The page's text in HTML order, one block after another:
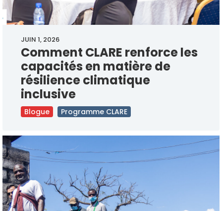
JUIN 1, 2026
Comment CLARE renforce les
capacités en matière de
résilience climatique
inclusive
Blogue Programme CLARE